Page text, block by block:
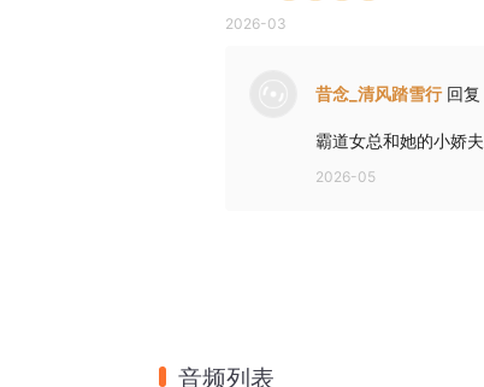
2026-03
昔念_清风踏雪行 回复
霸道女总和她的小娇夫
2026-05
音频列表